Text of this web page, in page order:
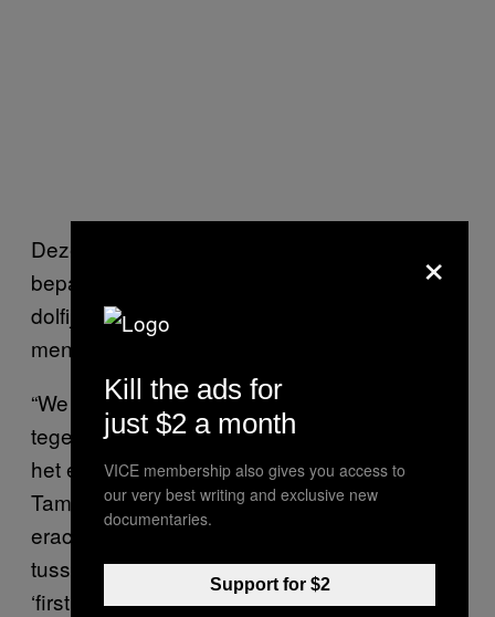
Deze alerte slaap is geobserveerd bij
bepaalde vogels en zeezoogdieren als
dolfijnen en walvissen. En nu dus ook bij de
mens.
“We zijn benieuwd of we dit effect kunnen
tegengaan, en wat precies de gevolgen van
het effect zijn op de functies van slaap,” zei
Tamaki. “Ook zou het interessant zijn om
erachter te komen of er een relatie bestaat
tussen tijdelijke slaapverstoringen [als het
‘first night sleep effect’] en chronische
×
Kill the ads for
just $2 a month
VICE membership also gives you access to
our very best writing and exclusive new
documentaries.
Support for $2